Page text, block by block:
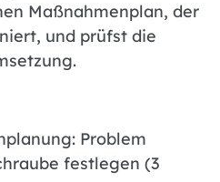
Maßnahmenplan, der
und prüfst die
Problem
festlegen (3